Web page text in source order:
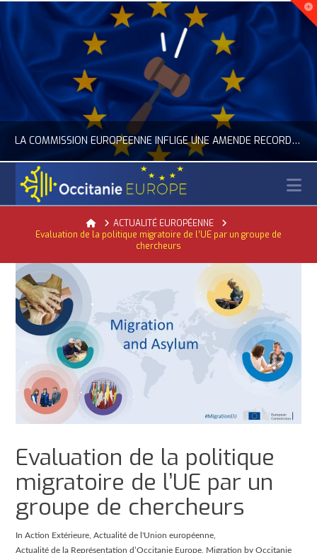
LA COMMISSION EUROPÉENNE INFLIGE UNE AMENDE RECORD À GOOGLE
ACTUALITÉ DE L'UNION EUROPÉENNE, ACTUALITÉ DE LA REPRÉSENTATION D’OCCITANIE EUROPE, NUMÉRIQUE- DIGITAL
HomeACTUALITÉ EUROPÉENNE
Evaluation de la politique migratoire de l’UE par un groupe de
chercheurs
Evaluation de la politique
migratoire de l’UE par un
groupe de chercheurs
InAction Extérieure ,Actualité de l'Union européenne
Actualité de la Représentation d’Occitanie Europe Migration by Occitanie